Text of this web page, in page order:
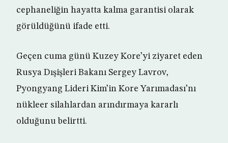
cephaneliğin hayatta kalma garantisi olarak
görüldüğünü ifade etti.
Geçen cuma günü Kuzey Kore’yi ziyaret eden
Rusya Dışişleri Bakanı Sergey Lavrov,
Pyongyang Lideri Kim’in Kore Yarımadası’nı
nükleer silahlardan arındırmaya kararlı
olduğunu belirtti.